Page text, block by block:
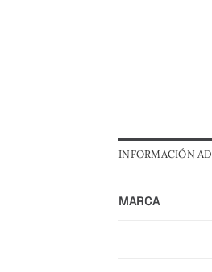
INFORMACIÓN
MARCA